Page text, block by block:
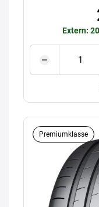
Extern:
Premiumklasse